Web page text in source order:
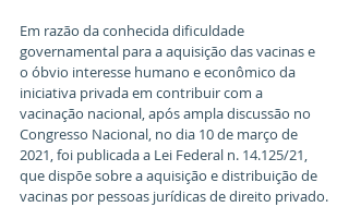
Em razão da conhecida dificuldade
governamental para a aquisição das vacinas e
o óbvio interesse humano e econômico da
iniciativa privada em contribuir com a
vacinação nacional, após ampla discussão no
Congresso Nacional, no dia 10 de março de
2021, foi publicada a Lei Federal n. 14.125/21,
que dispõe sobre a aquisição e distribuição de
vacinas por pessoas jurídicas de direito privado.